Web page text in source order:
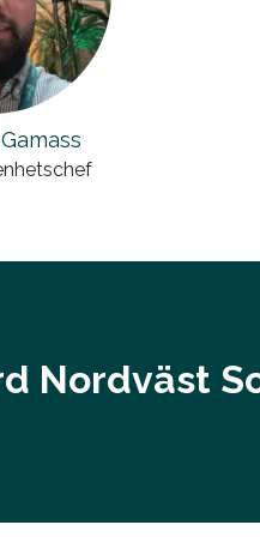
Nordväst